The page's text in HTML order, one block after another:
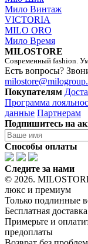
Мило Винтаж
VICTORIA
MILO ORO
Мило Время
MILOSTORE
Современный fashion.
Есть вопросы?
Покупателям
Программа
данные Партнерам
Подпишитесь на
Способы оплаты
Следите за нами
© 2026.
люкс и премиум
Только подлинные
Бесплатная
Примерьте и
предоплаты